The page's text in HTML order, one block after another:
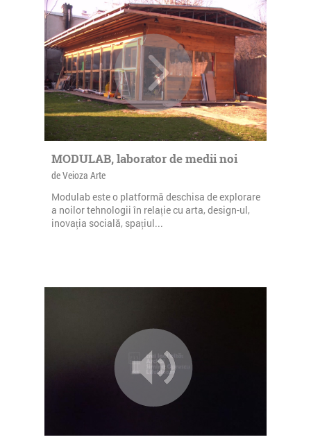
MODULAB, laborator de medii noi
de Veioza Arte
Modulab este o platformă deschisa de explorare
a noilor tehnologii în relație cu arta, design-ul,
inovația socială, spațiul...